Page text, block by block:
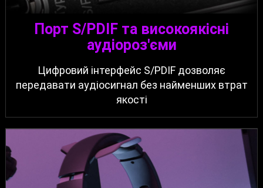
Порт S/PDIF та високоякісні
аудіороз'єми
Цифровий інтерфейс S/PDIF дозволяє
передавати аудіосигнал без найменших втрат
якості